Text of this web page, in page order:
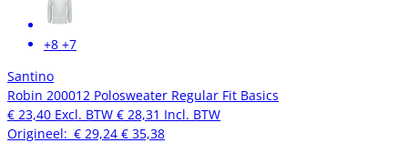
+8 +7
Santino
Robin 200012 Polosweater Regular Fit Basics
€ 23,40 Excl. BTW € 28,31 Incl. BTW
Origineel: € 29,24 € 35,38